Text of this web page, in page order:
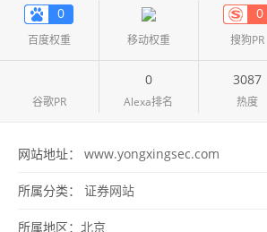
0
百度权重 移动权重
0
搜狗PR
谷歌PR
0
Alexa排名
3087
热度
网站地址： www.yongxingsec.com
所属分类： 证券网站
所属地区： 北京